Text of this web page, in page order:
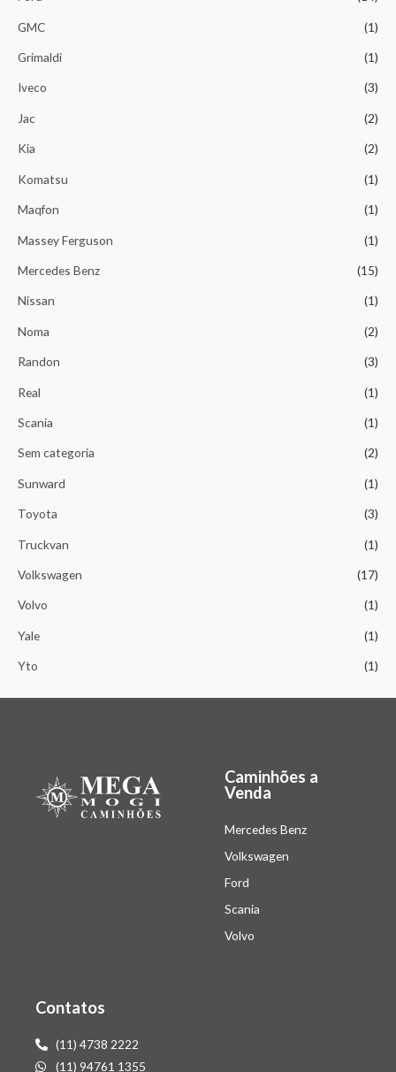
GMC (1)
Grimaldi (1)
Iveco (3)
Jac (2)
Kia (2)
Komatsu (1)
Maqfon (1)
Massey Ferguson (1)
Mercedes Benz (15)
Nissan (1)
Noma (2)
Randon (3)
Real (1)
Scania (1)
Sem categoria (2)
Sunward (1)
Toyota (3)
Truckvan (1)
Volkswagen (17)
Volvo (1)
Yale (1)
Yto (1)
Caminhões a
Venda
Mercedes Benz
Volkswagen
Ford
Scania
Volvo
Contatos
(11) 4738 2222
(11) 94761 1355